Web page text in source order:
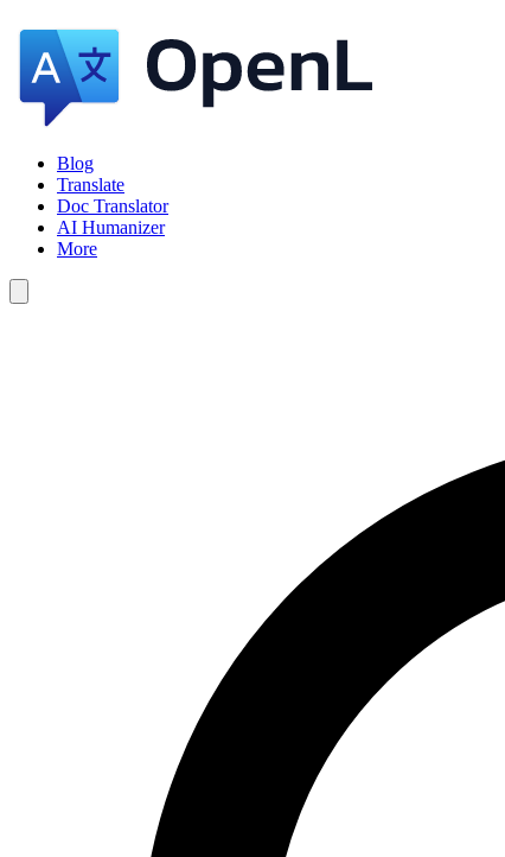
Blog
Translate
Doc Translator
AI Humanizer
More